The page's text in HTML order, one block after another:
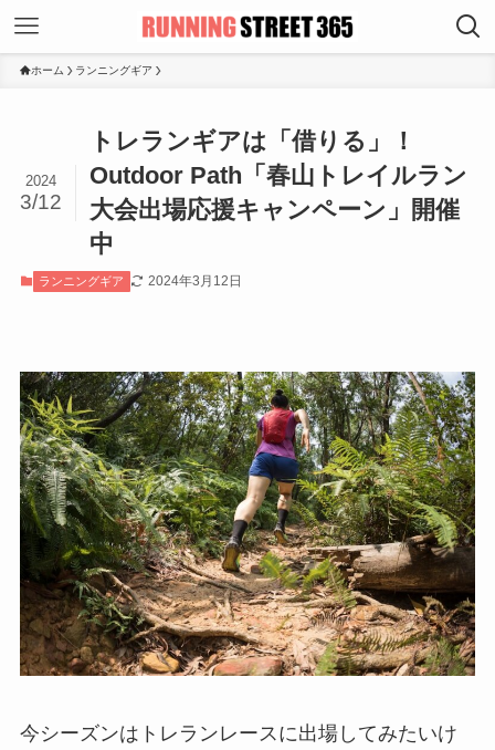
ホーム ランニングギア
トレランギアは「借りる」！
Outdoor Path「春山トレイルラン
大会出場応援キャンペーン」開催
中
2024
3/12
ランニングギア 2024年3月12日
今シーズンはトレランレースに出場してみたいけ